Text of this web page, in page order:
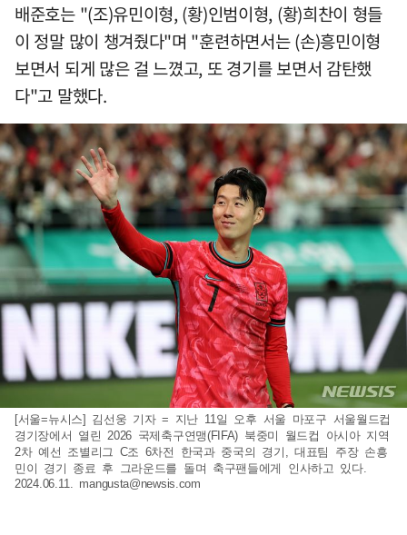
배준호는 "(조)유민이형, (황)인범이형, (황)희찬이 형들
이 정말 많이 챙겨줬다"며 "훈련하면서는 (손)흥민이형
보면서 되게 많은 걸 느꼈고, 또 경기를 보면서 감탄했
다"고 말했다.
[서울=뉴시스] 김선웅 기자 = 지난 11일 오후 서울 마포구 서울월드컵
경기장에서 열린 2026 국제축구연맹(FIFA) 북중미 월드컵 아시아 지역
2차 예선 조별리그 C조 6차전 한국과 중국의 경기, 대표팀 주장 손흥
민이 경기 종료 후 그라운드를 돌며 축구팬들에게 인사하고 있다.
2024.06.11. mangusta@newsis.com